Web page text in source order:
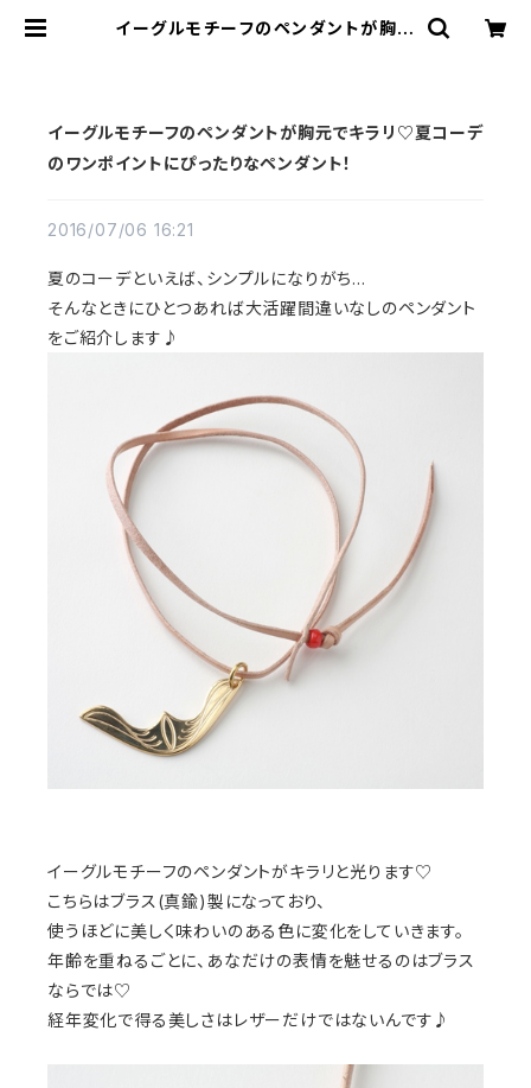
イーグルモチーフのペンダントが胸元
イーグルモチーフのペンダントが胸元でキラリ♡夏コーデ
のワンポイントにぴったりなペンダント！
2016/07/06 16:21
夏のコーデといえば、シンプルになりがち…
そんなときにひとつあれば大活躍間違いなしのペンダント
をご紹介します♪
イーグルモチーフのペンダントがキラリと光ります♡
こちらはブラス(真鍮)製になっており、
使うほどに美しく味わいのある色に変化をしていきます。
年齢を重ねるごとに、あなだけの表情を魅せるのはブラス
ならでは♡
経年変化で得る美しさはレザーだけではないんです♪